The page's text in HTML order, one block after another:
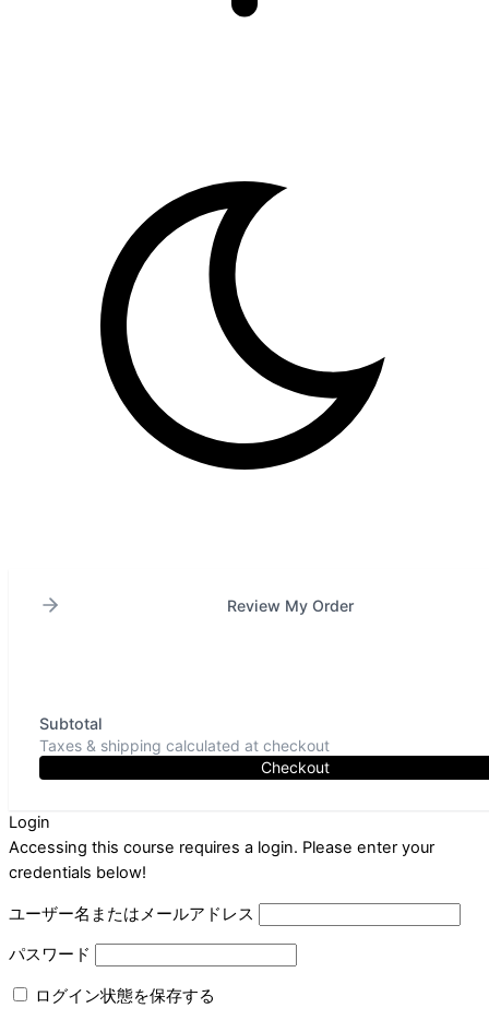
Review My Order
Subtotal
Taxes & shipping calculated at checkout
Checkout
Login
Accessing this course requires a login. Please enter your
credentials below!
ユーザー名またはメールアドレス
パスワード
ログイン状態を保存する